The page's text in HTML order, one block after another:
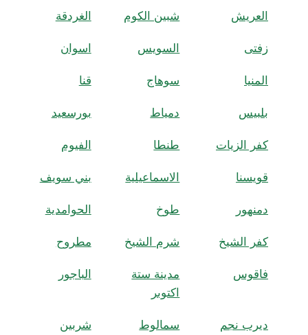
العريش شبين الكوم الغردقة
زفتى السويس اسوان
المنيا سوهاج قنا
بلبيس دمياط بورسعيد
كفر الزيات طنطا الفيوم
قويسنا الاسماعيلية بني سويف
دمنهور طوخ الحوامدية
كفر الشيخ شرم الشيخ مطروح
فاقوس
مدينة ستة
اكتوبر
الباجور
ديرب نجم سمالوط شربين